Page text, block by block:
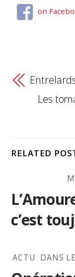
on
Les
RELATED
c’est
ACTU, DANS